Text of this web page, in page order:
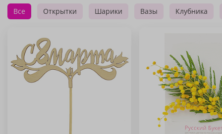
Все Открытки Шарики Вазы Клубника